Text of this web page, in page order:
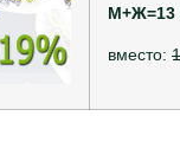
М+Ж=13
вместо: